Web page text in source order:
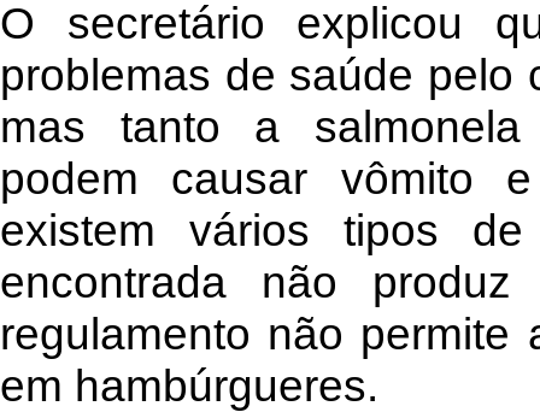
O secretário explicou
problemas de saúde pelo
mas tanto a
podem causar vômito
existem vários tipos
encontrada não
regulamento não permite
em hambúrgueres.